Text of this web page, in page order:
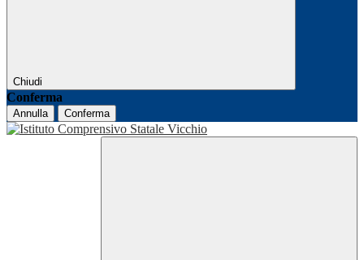
Chiudi
Conferma
Annulla Conferma